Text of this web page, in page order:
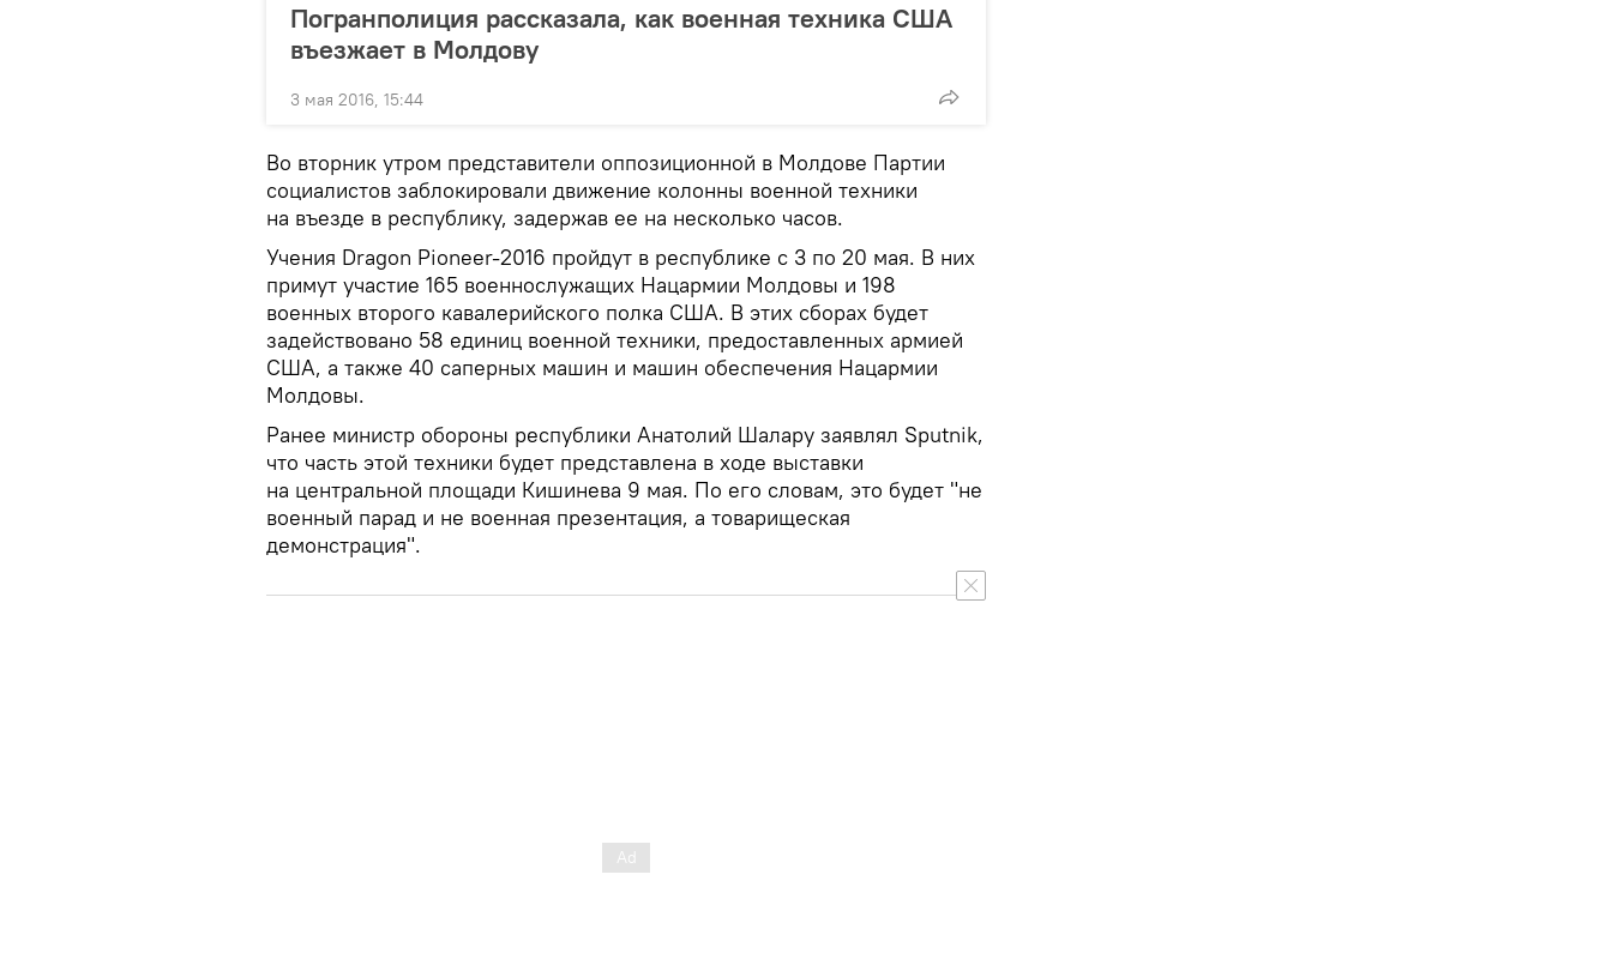
Погранполиция рассказала, как военная техника США
въезжает в Молдову
3 мая 2016, 15:44
Во вторник утром представители оппозиционной в Молдове Партии
социалистов заблокировали движение колонны военной техники
на въезде в республику, задержав ее на несколько часов.
Учения Dragon Pioneer-2016 пройдут в республике с 3 по 20 мая. В них
примут участие 165 военнослужащих Нацармии Молдовы и 198
военных второго кавалерийского полка США. В этих сборах будет
задействовано 58 единиц военной техники, предоставленных армией
США, а также 40 саперных машин и машин обеспечения Нацармии
Молдовы.
Ранее министр обороны республики Анатолий Шалару заявлял Sputnik,
что часть этой техники будет представлена в ходе выставки
на центральной площади Кишинева 9 мая. По его словам, это будет "не
военный парад и не военная презентация, а товарищеская
демонстрация".